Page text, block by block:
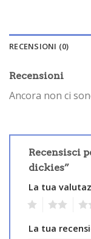
RECENSIONI (0)
Recensioni
Ancora non ci
Recensisci
dickies”
La tua
La tua